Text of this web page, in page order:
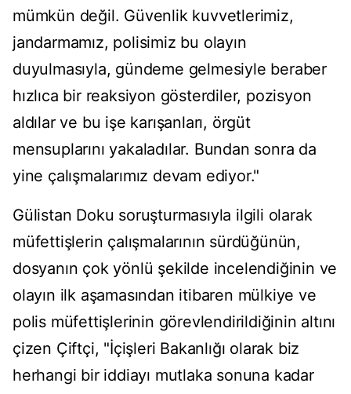
mümkün değil. Güvenlik kuvvetlerimiz,
jandarmamız, polisimiz bu olayın
duyulmasıyla, gündeme gelmesiyle beraber
hızlıca bir reaksiyon gösterdiler, pozisyon
aldılar ve bu işe karışanları, örgüt
mensuplarını yakaladılar. Bundan sonra da
yine çalışmalarımız devam ediyor."
Gülistan Doku soruşturmasıyla ilgili olarak
müfettişlerin çalışmalarının sürdüğünün,
dosyanın çok yönlü şekilde incelendiğinin ve
olayın ilk aşamasından itibaren mülkiye ve
polis müfettişlerinin görevlendirildiğinin altını
çizen Çiftçi, "İçişleri Bakanlığı olarak biz
herhangi bir iddiayı mutlaka sonuna kadar